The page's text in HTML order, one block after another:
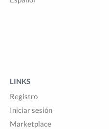
LINKS
Registro
Iniciar sesión
Marketplace